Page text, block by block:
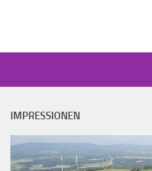
IMPRESSIONEN